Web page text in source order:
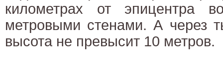
километрах от эпицентра
метровыми стенами. А через
высота не превысит 10 метров.